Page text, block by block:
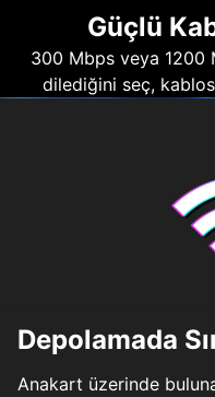
Güçlü
300 Mbps veya 1200
dilediğini seç,
Depolamada
Anakart üzerinde